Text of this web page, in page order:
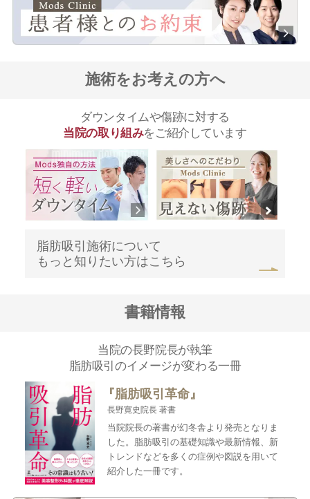
施術をお考えの方へ
ダウンタイムや傷跡に対する
当院の取り組みをご紹介しています
脂肪吸引施術について
もっと知りたい方はこちら
書籍情報
当院の長野院長が執筆
脂肪吸引のイメージが変わる一冊
『脂肪吸引革命』
長野寛史院長 著書
当院院長の著書が幻冬舎より発売となりま
した。脂肪吸引の基礎知識や最新情報、新
トレンドなどを多くの症例や図説を用いて
紹介した一冊です。